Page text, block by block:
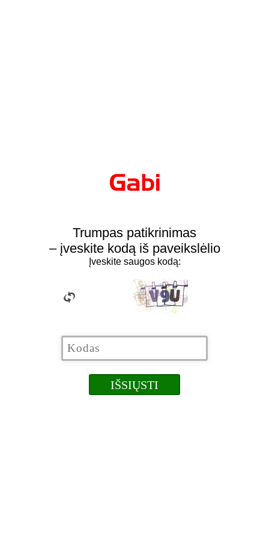
Trumpas patikrinimas
– įveskite kodą iš paveikslėlio
Įveskite saugos kodą: